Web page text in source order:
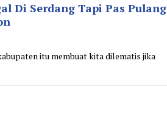
Di Serdang Tapi Pas Pulang
itu membuat kita dilematis jika